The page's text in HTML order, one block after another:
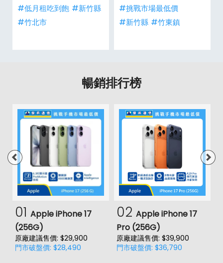
#低月租吃到飽 #新竹縣
#竹北市
#挑戰市場最低價
#新竹縣 #竹東鎮
暢銷排行榜
01 Apple iPhone 17
(256G)
原廠建議售價: $29,900
門市破盤價: $28,490
02 Apple iPhone 17
Pro (256G)
原廠建議售價: $39,900
門市破盤價: $36,790